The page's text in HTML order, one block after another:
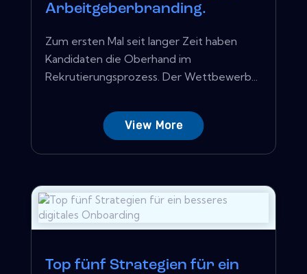
Arbeitgeberbranding.
Zum ersten Mal seit langer Zeit haben
Kandidaten die Oberhand im
Rekrutierungsprozess. Der Wettbewerb...
View More
Top fünf Strategien für ein